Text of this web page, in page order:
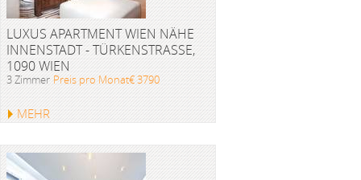
LUXUS APARTMENT WIEN NÄHE
INNENSTADT - TÜRKENSTRASSE, 1
090 WIEN
3 Zimmer Preis pro Monat€ 3790
MEHR